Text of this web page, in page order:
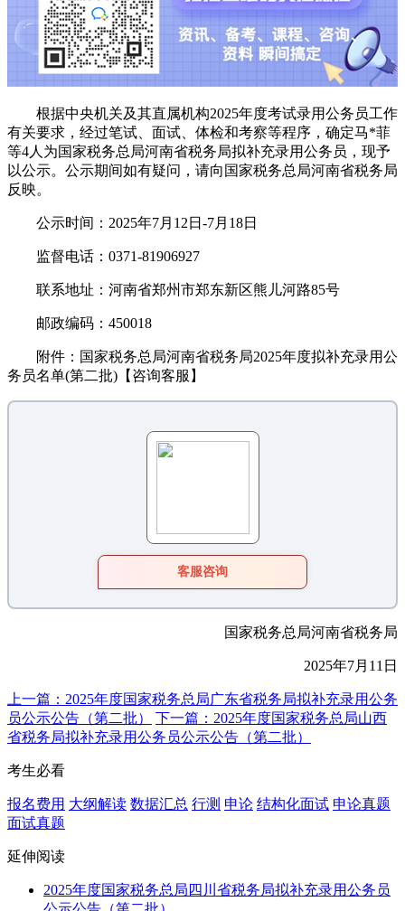
根据中央机关及其直属机构2025年度考试录用公务员工作
有关要求，经过笔试、面试、体检和考察等程序，确定马*菲
等4人为国家税务总局河南省税务局拟补充录用公务员，现予
以公示。公示期间如有疑问，请向国家税务总局河南省税务局
反映。
公示时间：2025年7月12日-7月18日
监督电话：0371-81906927
联系地址：河南省郑州市郑东新区熊儿河路85号
邮政编码：450018
附件：国家税务总局河南省税务局2025年度拟补充录用公
务员名单(第二批)【咨询客服】
客服咨询
国家税务总局河南省税务局
2025年7月11日
上一篇：2025年度国家税务总局广东省税务局拟补充录用公务
员公示公告（第二批）
下一篇：2025年度国家税务总局山西
省税务局拟补充录用公务员公示公告（第二批）
考生必看
报名费用 大纲解读 数据汇总 行测 申论 结构化面试 申论真题
面试真题
延伸阅读
2025年度国家税务总局四川省税务局拟补充录用公务员